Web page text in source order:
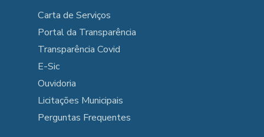
Carta de Serviços
Portal da Transparência
Transparência Covid
E-Sic
Ouvidoria
Licitações Municipais
Perguntas Frequentes